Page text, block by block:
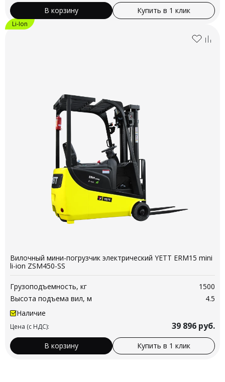
В корзину Купить в 1 клик
Li-Ion
Вилочный мини-погрузчик электрический YETT ERM15 mini
li-ion ZSM450-SS
Грузоподъемность, кг
1500
Высота подъема вил, м
4.5
Наличие
Цена (с НДС): 39 896 руб.
В корзину Купить в 1 клик